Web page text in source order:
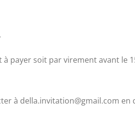
à payer soit par virement avant le
à della.invitation@gmail.com